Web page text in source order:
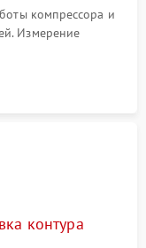
Подробнее →
компрессора и
Измерение
термостата и
дисплея.
контура